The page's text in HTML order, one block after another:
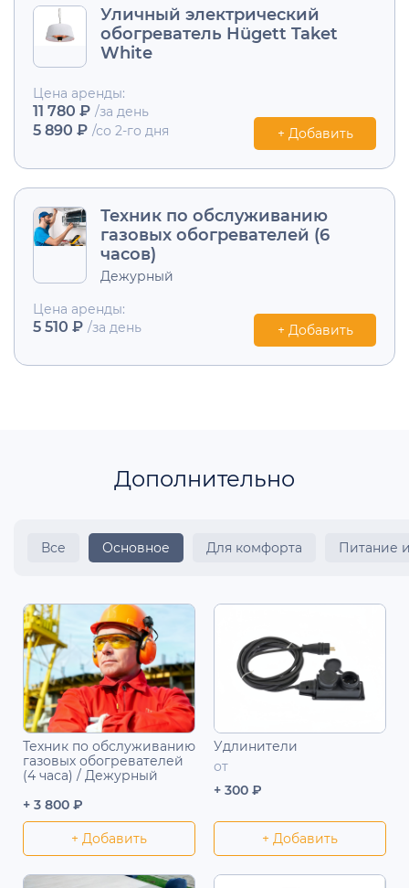
Уличный электрический
обогреватель Hügett Taket
White
Цена аренды:
11 780 ₽ /за день
5 890 ₽ /со 2-го дня + Добавить
Техник по обслуживанию
газовых обогревателей (6
часов)
Дежурный
Цена аренды:
5 510 ₽ /за день + Добавить
Дополнительно
Все Основное Для комфорта Питание
Техник по обслуживанию
газовых обогревателей
(4 часа) / Дежурный
+ 3 800 ₽
+ Добавить
Удлинители
от
+ 300 ₽
+ Добавить